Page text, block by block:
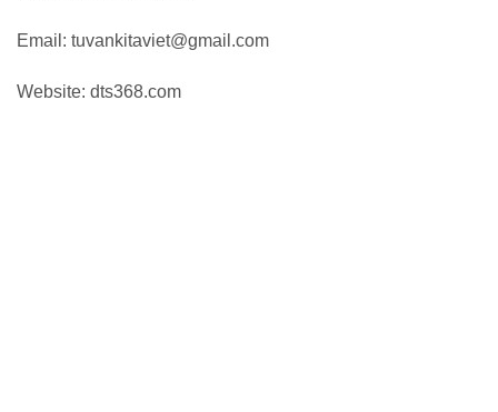
Email: tuvankitaviet@gmail.com
Website: dts368.com